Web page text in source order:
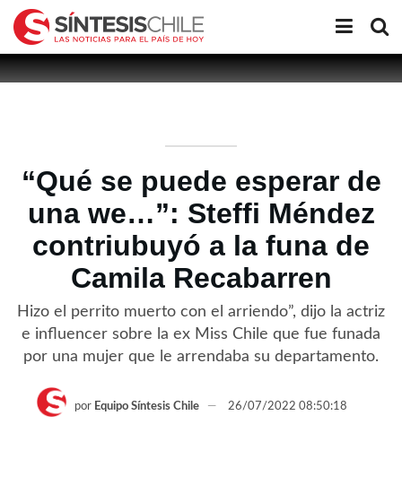
“Qué se puede esperar de
una we…”: Steffi Méndez
contriubuyó a la funa de
Camila Recabarren
Hizo el perrito muerto con el arriendo”, dijo la actriz
e influencer sobre la ex Miss Chile que fue funada
por una mujer que le arrendaba su departamento.
por Equipo Síntesis Chile 26/07/2022 08:50:18